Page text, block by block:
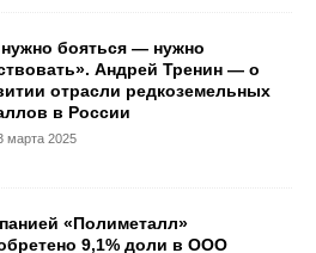
бояться — нужно
Андрей Тренин — о
отрасли редкоземельных
в России
марта 2025
«Полиметалл»
9,1% доли в ООО